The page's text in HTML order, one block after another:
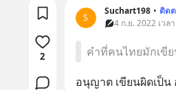
S
Suchart198 • ติด
4 ก.ย. 2022 เวล
คำที่คนไทยมักเขี
อนุญาต เขียนผิดเป็
2